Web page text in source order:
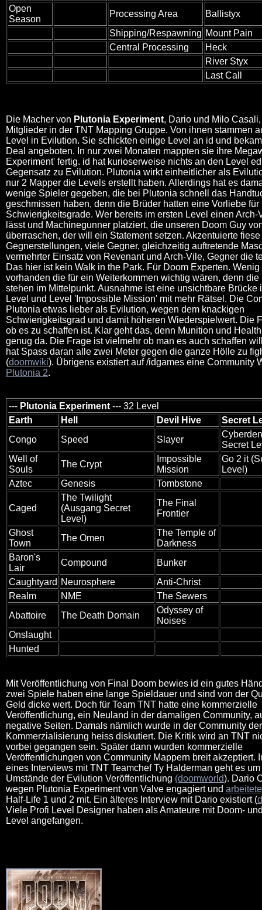
Open
Season
Processing Area
Ballistyx
Shipping/Respawning Mount Pain
Central Processing
Heck
River Styx
Last Call
Die Macher von Plutonia Experiment, Dario und Milo
Mitglieder in der TNT Mapping Gruppe. Von ihnen stammen
Level in Evilution. Sie schickten einige Level an id und
Deal angeboten. In nur zwei Monaten mappten sie ihre
Experiment' fertig. id hat kurioserweise nichts an den Level
Gegensatz zu Evilution. Plutonia wirkt einheitlicher als
nur 2 Mapper die Levels erstellt haben. Allerdings hat es
wenige Spieler gegeben, die bei Plutonia schnell das
geschmissen haben, denn die Brüder hatten eine Vorliebe für
Schwierigkeitsgrade. Wer bereits im ersten Level einen Arch-
lässt und Machinegunner platziert, die unseren Doom Guy
überraschen, der will ein Statement setzen. Akzentuierte fiese
Gegnerstellungen, viele Gegner, gleichzeitig auftretende
vermehrter Einsatz von Revenant und Arch-Vile, Gegner die
Das hier ist kein Walk in the Park. Für Doom Experten.
vorhanden die für ein Weiterkommen wichtig wären, denn die
stehen im Mittelpunkt. Ausnahme ist eine unsichtbare Brücke
Level und Level 'Impossible Mission' mit mehr Rätsel. Die
Plutonia etwas lieber als Evilution, wegen dem knackigen
Schwierigkeitsgrad und damit höheren Wiederspielwert. Die
ob es zu schaffen ist. Klar geht das, denn Munition und
genug da. Die Frage ist vielmehr ob man es auch schaffen
hat Spass daran alle zwei Meter gegen die ganze Hölle zu
(doomwiki). Übrigens existiert auf /idgames eine Community
Plutonia 2.
--- Plutonia Experiment --- 32 Level
Earth
Hell Devil Hive
Secret
Congo
Speed Slayer
Secret
Well of
Souls
The Crypt
Impossible
Mission
Go 2 it
Level)
Aztec
Genesis Tombstone
Caged
The Twilight
(Ausgang Secret
Level)
The Final
Frontier
Ghost
Town
The Omen
The Temple of
Darkness
Baron's
Lair
Compound
Bunker
Caughtyard Neurosphere
Anti-Christ
Realm
NME
The Sewers
Abattoire
The Death Domain
Odyssey of
Noises
Onslaught
Hunted
Mit Veröffentlichung von Final Doom bewies id ein gutes
zwei Spiele haben eine lange Spieldauer und sind von der
Geld dicke wert. Doch für Team TNT hatte eine kommerzielle
Veröffentlichung, ein Neuland in der damaligen Community,
negative Seiten. Damals nämlich wurde in der Community
Kommerzialisierung heiss diskutiert. Die Kritik wird an TNT
vorbei gegangen sein. Später dann wurden kommerzielle
Veröffentlichungen von Community Mappern breit akzeptiert.
eines Interviews mit TNT Teamchef Ty Halderman geht es
Umstände der Evilution Veröffentlichung (doomworld). Dario
wegen Plutonia Experiment von Valve engagiert und arbeitete
Half-Life 1 und 2 mit. Ein älteres Interview mit Dario existiert (
Viele Profi Level Designer haben als Amateure mit Doom-
Level angefangen.